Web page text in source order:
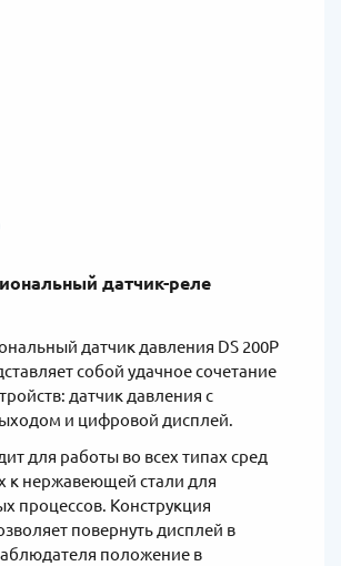
датчик-реле
датчик давления DS 200P
собой удачное сочетание
датчик давления с
и цифровой дисплей.
для работы во всех типах сред
к нержавеющей стали для
процессов. Конструкция
повернуть дисплей в
положение в